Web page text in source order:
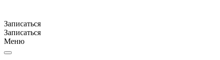
Записаться
Записаться
Меню